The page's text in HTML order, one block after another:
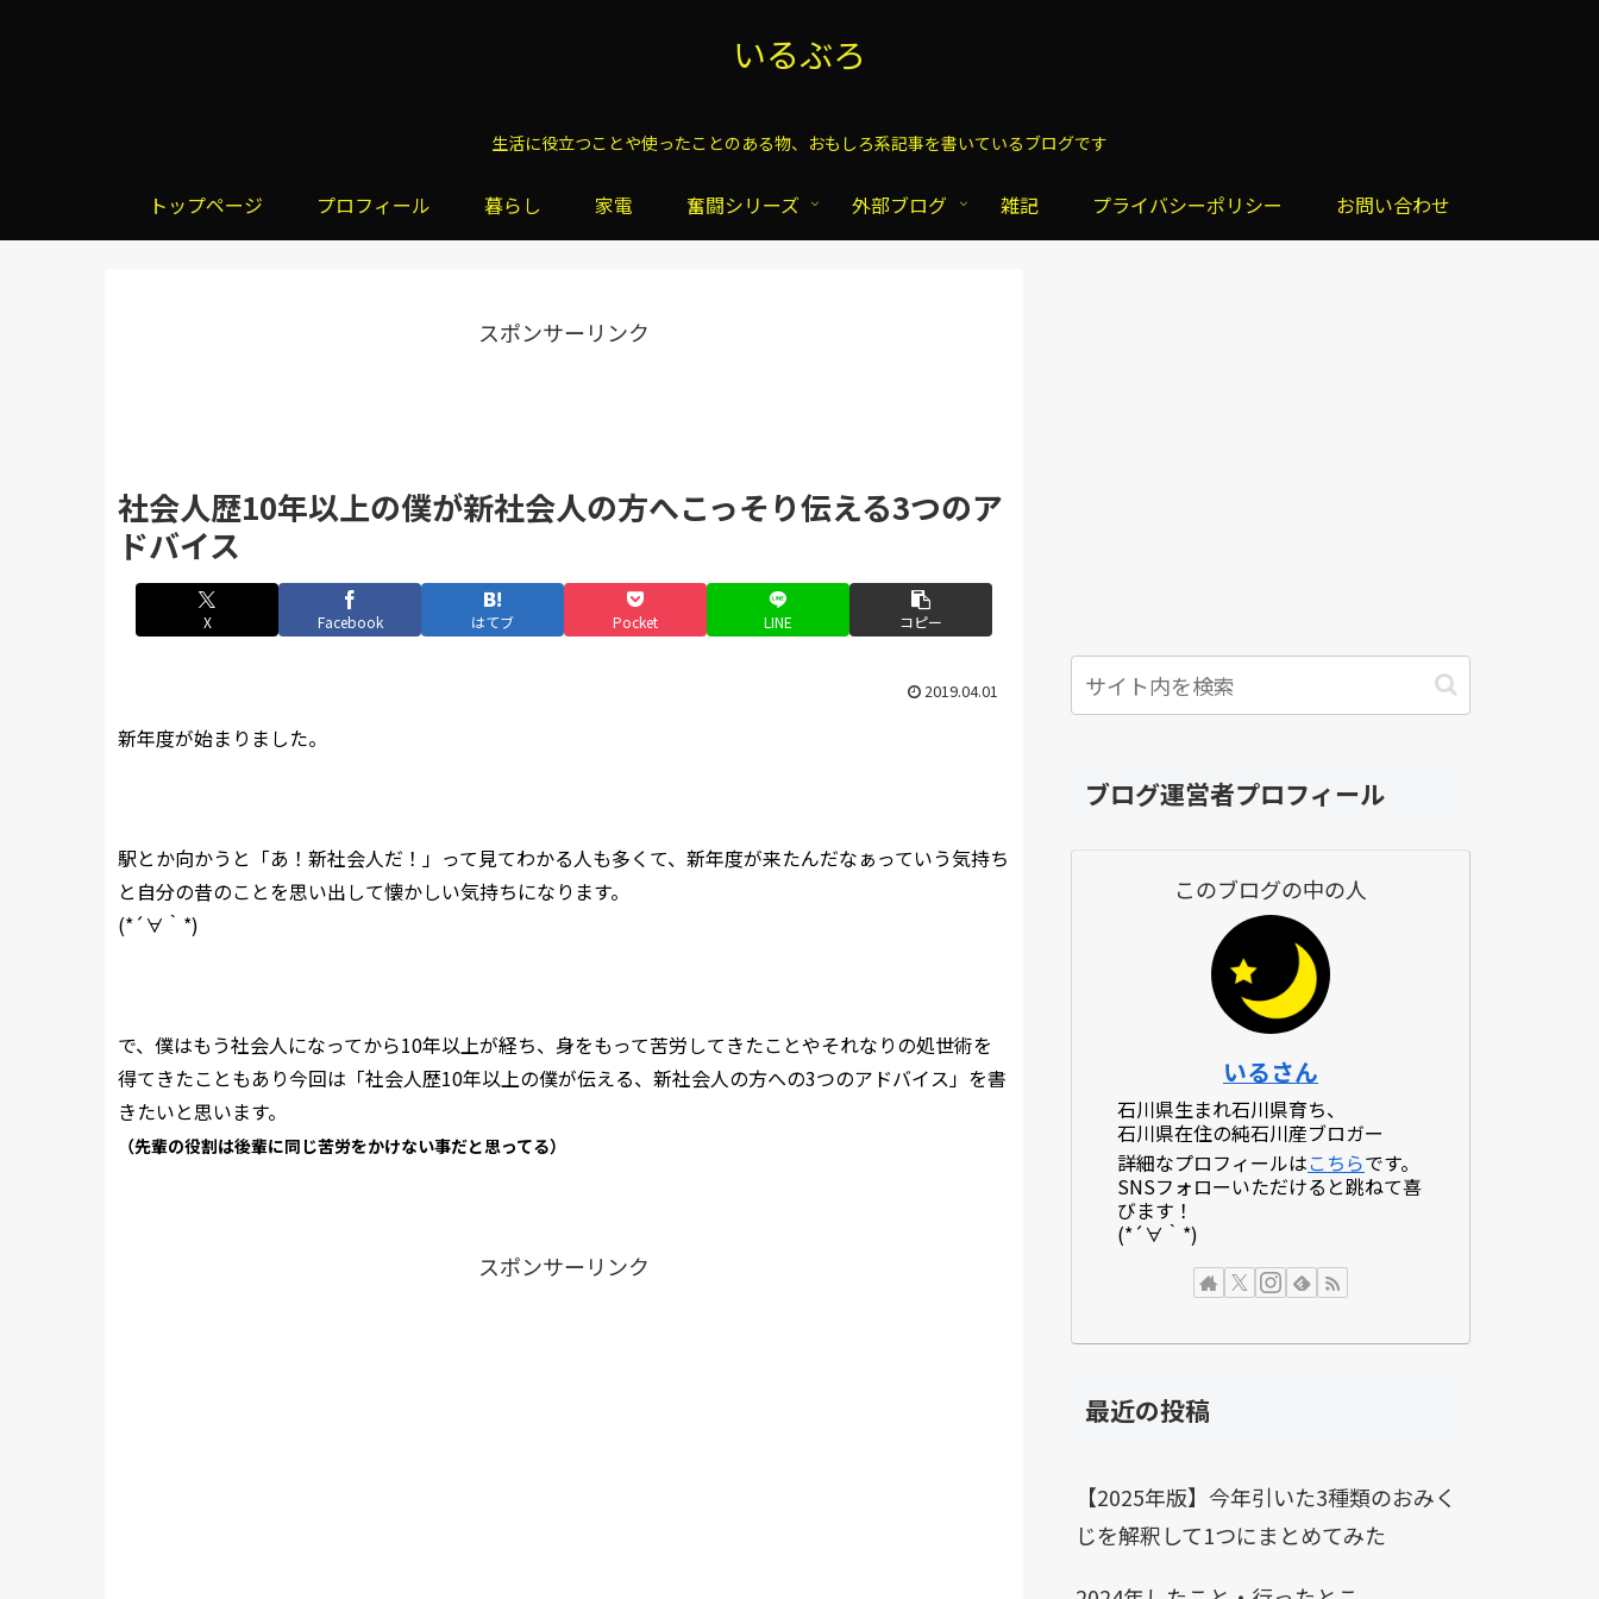
いるぶろ
生活に役立つことや使ったことのある物、おもしろ系記事を書いているブログです
トップページ プロフィール 暮らし 家電 奮闘シリーズ 外部ブログ 雑記 プライバシーポリシー お問い合わせ
スポンサーリンク
社会人歴10年以上の僕が新社会人の方へこっそり伝える3つのア
ドバイス
X Facebook はてブ Pocket LINE コピー
2019.04.01
新年度が始まりました。
駅とか向かうと「あ！新社会人だ！」って見てわかる人も多くて、新年度が来たんだなぁっていう気持ち
と自分の昔のことを思い出して懐かしい気持ちになります。
(*´∀｀*)
で、僕はもう社会人になってから10年以上が経ち、身をもって苦労してきたことやそれなりの処世術を
得てきたこともあり今回は「社会人歴10年以上の僕が伝える、新社会人の方への3つのアドバイス」を書
きたいと思います。
（先輩の役割は後輩に同じ苦労をかけない事だと思ってる）
スポンサーリンク
ブログ運営者プロフィール
このブログの中の人
いるさん
石川県生まれ石川県育ち、
石川県在住の純石川産ブロガー
詳細なプロフィールはこちらです。
SNSフォローいただけると跳ねて喜
びます！
(*´∀｀*)
最近の投稿
【2025年版】今年引いた3種類のおみく
じを解釈して1つにまとめてみた